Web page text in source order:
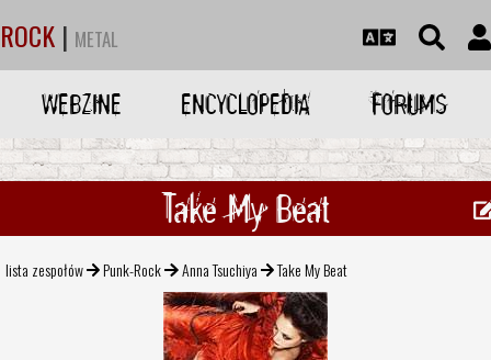
ROCK | METAL
WEBZINE ENCYCLOPEDIA FORUMS
Take My Beat
lista zespołów Punk-Rock Anna Tsuchiya Take My Beat